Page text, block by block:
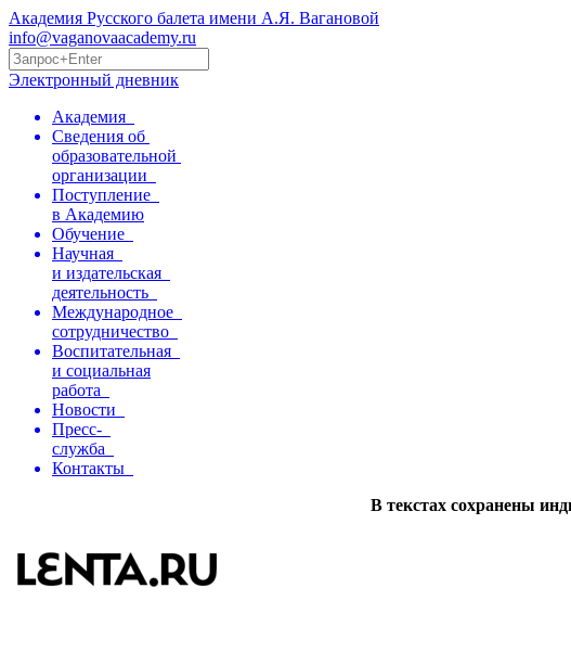
Академия Русского балета имени А.Я. Вагановой
info@vaganovaacademy.ru
Электронный дневник
Академия
Сведения об
образовательной
организации
Поступление
в Академию
Обучение
Научная
и издательская
деятельность
Международное
сотрудничество
Воспитательная
и социальная
работа
Новости
Пресс-
служба
Контакты
В текстах сохранены